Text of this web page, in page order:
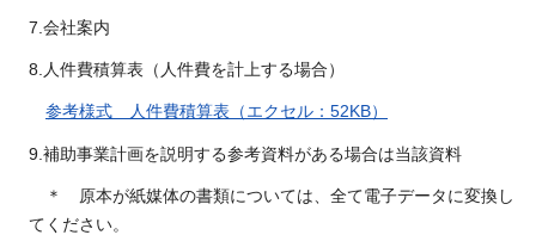
7.会社案内
8.人件費積算表（人件費を計上する場合）
参考様式 人件費積算表（エクセル：52KB）
9.補助事業計画を説明する参考資料がある場合は当該資料
＊ 原本が紙媒体の書類については、全て電子データに変換し
てください。